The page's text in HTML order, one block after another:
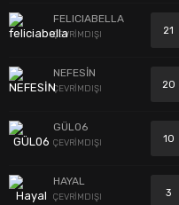
FELICIABELLA
ÇEVRİMDIŞI 21
NEFESİN
ÇEVRİMDIŞI 20
GÜL06
ÇEVRİMDIŞI 10
HAYAL
ÇEVRİMDIŞI 3